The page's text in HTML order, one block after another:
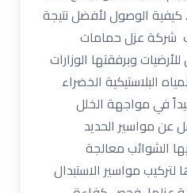
كيفية الوصول لأفضل نتيجة
شركة عزل حمامات
وبرفقتها الوزارات
البلاستيكية الخضراء
في مواجهة الخلل
عن مواسير الحديد
الشوائب معالجة
لتركيب مواسير الاستبدال